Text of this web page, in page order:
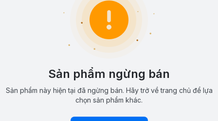
Sản phẩm ngừng bán
Sản phẩm này hiện tại đã ngừng bán. Hãy trở về trang chủ để lựa
chọn sản phẩm khác.